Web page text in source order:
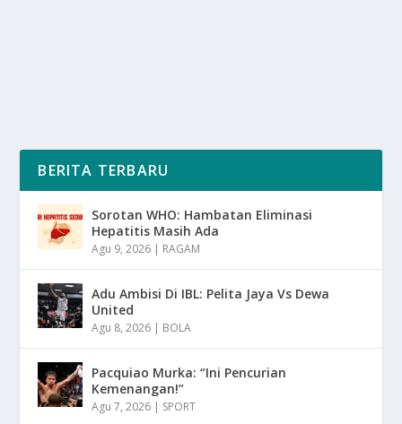
BERITA TERBARU
Sorotan WHO: Hambatan Eliminasi
Hepatitis Masih Ada
Agu 9, 2026 | RAGAM
Adu Ambisi Di IBL: Pelita Jaya Vs Dewa
United
Agu 8, 2026 | BOLA
Pacquiao Murka: “Ini Pencurian
Kemenangan!”
Agu 7, 2026 | SPORT